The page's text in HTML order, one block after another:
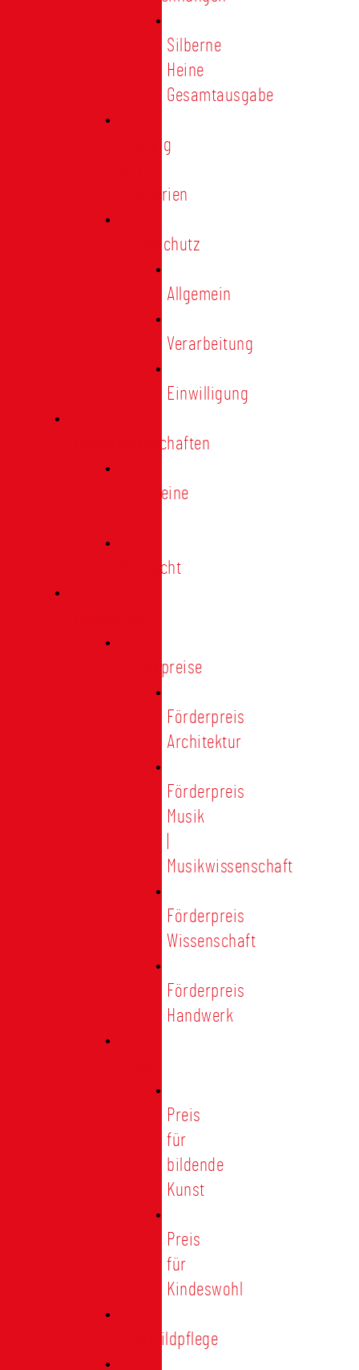
Silberne
Heine
Gesamtausgabe
Satzung
Regularien
Datenschutz
Allgemein
Verarbeitung
Einwilligung
Tischgemeinschaften
Allgemeine
Übersicht
Förderpreise
Förderpreis
Architektur
Förderpreis
Musik
Musikwissenschaft
Förderpreis
Wissenschaft
Förderpreis
Handwerk
Preis
für
bildende
Kunst
Preis
für
Kindeswohl
Stadtbildpflege